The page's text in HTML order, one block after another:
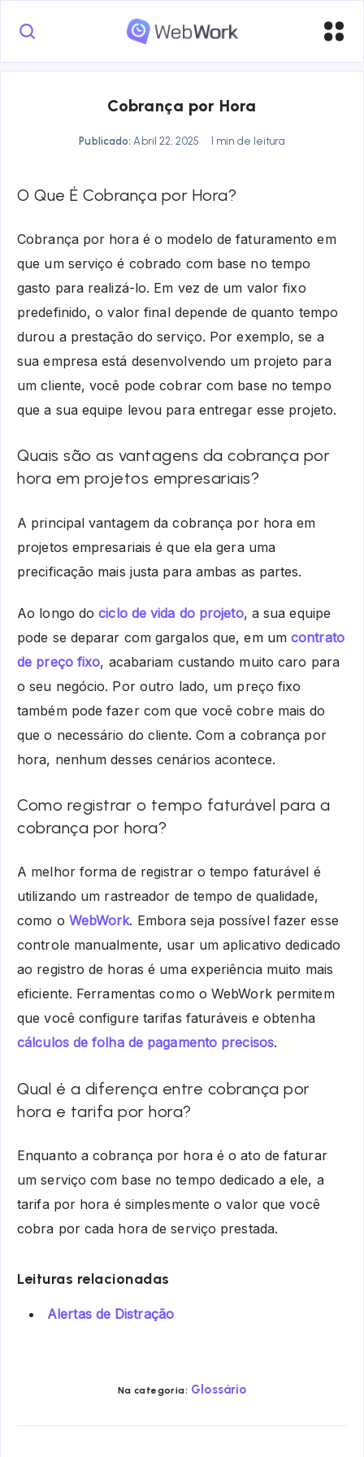
Cobrança por Hora
Publicado: Abril 22, 2025 1 min de leitura
O Que É Cobrança por Hora?
Cobrança por hora é o modelo de faturamento em
que um serviço é cobrado com base no tempo
gasto para realizá-lo. Em vez de um valor fixo
predefinido, o valor final depende de quanto tempo
durou a prestação do serviço. Por exemplo, se a
sua empresa está desenvolvendo um projeto para
um cliente, você pode cobrar com base no tempo
que a sua equipe levou para entregar esse projeto.
Quais são as vantagens da cobrança por
hora em projetos empresariais?
A principal vantagem da cobrança por hora em
projetos empresariais é que ela gera uma
precificação mais justa para ambas as partes.
Ao longo dociclo de vida do projeto, a sua equipe
pode se deparar com gargalos que, em umcontrato
de preço fixo, acabariam custando muito caro para
o seu negócio. Por outro lado, um preço fixo
também pode fazer com que você cobre mais do
que o necessário do cliente. Com a cobrança por
hora, nenhum desses cenários acontece.
Como registrar o tempo faturável para a
cobrança por hora?
A melhor forma de registrar otempo faturável é
utilizando um rastreador de tempo de qualidade,
como o WebWork. Embora seja possível fazer esse
controle manualmente, usar um aplicativo dedicado
ao registro de horas é uma experiência muito mais
eficiente. Ferramentas como o WebWork permitem
que você configure tarifas faturáveis e obtenha
cálculos de folha de pagamento precisos.
Qual é a diferença entre cobrança por
hora e tarifa por hora?
Enquanto a cobrança por hora é o ato de faturar
um serviço com base no tempo dedicado a ele, a
tarifa por hora é simplesmente o valor que você
cobra por cada hora de serviço prestada.
Leituras relacionadas
Alertas de Distração
Na categoria: Glossário